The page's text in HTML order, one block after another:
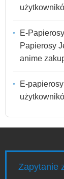
E-
Papierosy
anime
E-
Zapytanie